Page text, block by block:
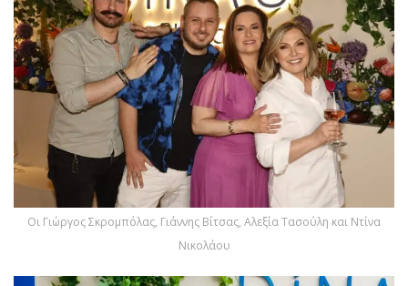
Οι Γιώργος Σκρομπόλας, Γιάννης Βίτσας, Αλεξία Τασούλη και Ντίνα
Νικολάου